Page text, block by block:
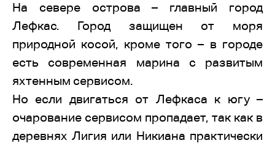
На севере острова – главный город
Лефкас. Город защищен от моря
природной косой, кроме того – в городе
есть современная марина с развитым
яхтенным сервисом.
Но если двигаться от Лефкаса к югу –
очарование сервисом пропадает, так как в
деревнях Лигия или Никиана практически